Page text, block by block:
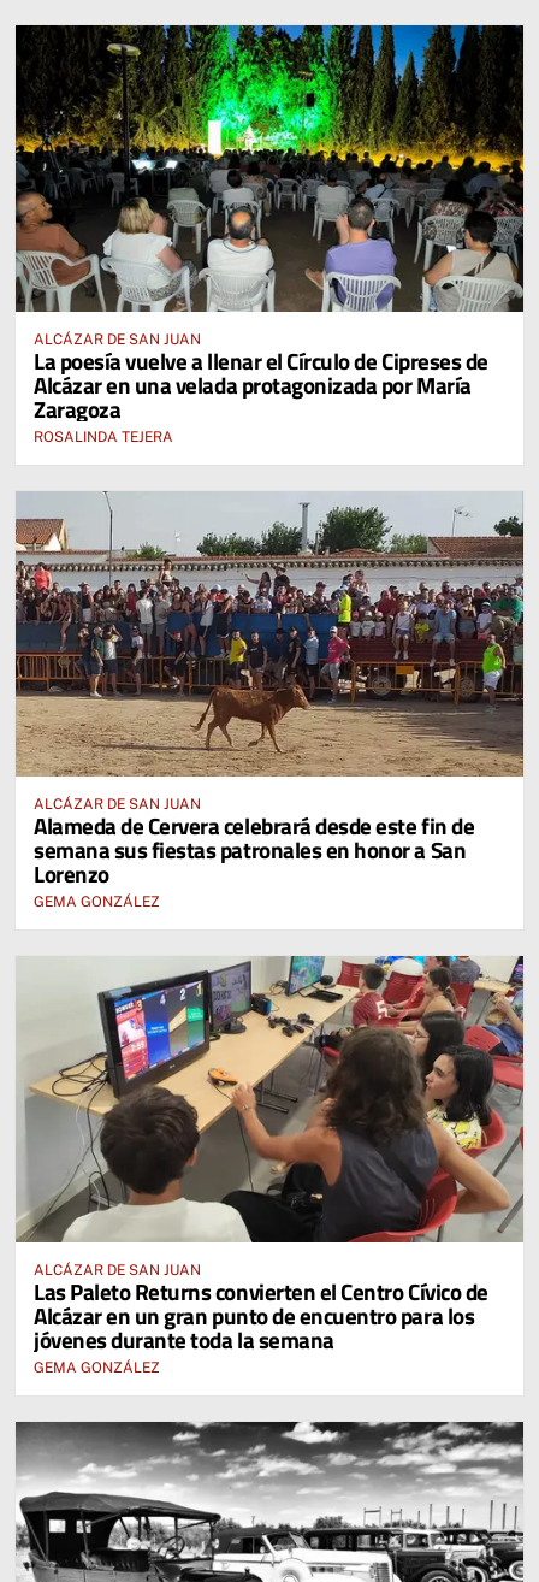
ALCÁZAR DE SAN JUAN
La poesía vuelve a llenar el Círculo de Cipreses de
Alcázar en una velada protagonizada por María
Zaragoza
ROSALINDA TEJERA
ALCÁZAR DE SAN JUAN
Alameda de Cervera celebrará desde este fin de
semana sus fiestas patronales en honor a San
Lorenzo
GEMA GONZÁLEZ
ALCÁZAR DE SAN JUAN
Las Paleto Returns convierten el Centro Cívico de
Alcázar en un gran punto de encuentro para los
jóvenes durante toda la semana
GEMA GONZÁLEZ